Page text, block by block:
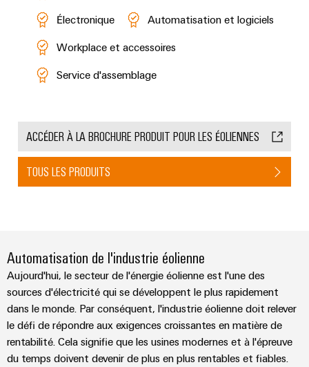
Électronique
Automatisation et logiciels
Workplace et accessoires
Service d'assemblage
ACCÉDER À LA BROCHURE PRODUIT POUR LES ÉOLIENNES
TOUS LES PRODUITS
Automatisation de l'industrie éolienne
Aujourd'hui, le secteur de l'énergie éolienne est l'une des
sources d'électricité qui se développent le plus rapidement
dans le monde. Par conséquent, l'industrie éolienne doit relever
le défi de répondre aux exigences croissantes en matière de
rentabilité. Cela signifie que les usines modernes et à l'épreuve
du temps doivent devenir de plus en plus rentables et fiables.